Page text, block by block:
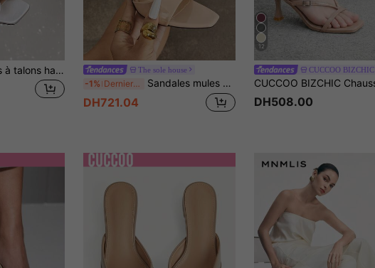
Nouvelles sandales à talons hauts pour femmes, sandales casual, chaussures sexy pour dames The sole house
-1% Derniers 3 jours Sandales mules élégantes beiges à talons hauts pour femmes avec sangle arrière, bout carré ouvert, talon fin, design classique, chaussures d'été confortables et polyvalentes pour mariage, fête, rendez-vous, shopping, cadeau de la Saint-Valentin, tenue de la Fête des Mères, chaussures élégantes pour femmes
DH721.04
12
CUCCOO BIZCHIC
DH508.00